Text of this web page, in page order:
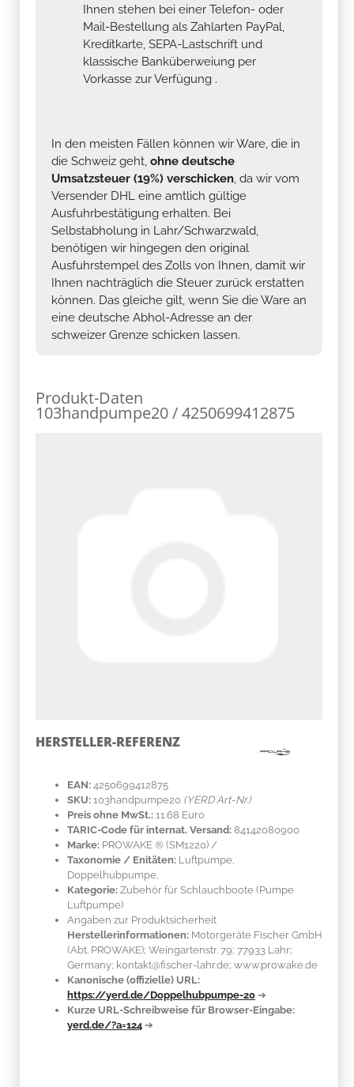
Ihnen stehen bei einer Telefon- oder
Mail-Bestellung als Zahlarten PayPal,
Kreditkarte, SEPA-Lastschrift und
klassische Banküberweiung per
Vorkasse zur Verfügung .
In den meisten Fällen können wir Ware, die in
die Schweiz geht, ohne deutsche
Umsatzsteuer (19%) verschicken, da wir vom
Versender DHL eine amtlich gültige
Ausfuhrbestätigung erhalten. Bei
Selbstabholung in Lahr/Schwarzwald,
benötigen wir hingegen den original
Ausfuhrstempel des Zolls von Ihnen, damit wir
Ihnen nachträglich die Steuer zurück erstatten
können. Das gleiche gilt, wenn Sie die Ware an
eine deutsche Abhol-Adresse an der
schweizer Grenze schicken lassen.
Produkt-Daten
103handpumpe20 / 4250699412875
HERSTELLER-REFERENZ
EAN: 4250699412875
SKU: 103handpumpe20 (YERD Art-Nr.)
Preis ohne MwSt.: 11.68 Euro
TARIC-Code für internat. Versand: 84142080900
Marke: PROWAKE ® (SM1220) /
Taxonomie / Enitäten: Luftpumpe,
Doppelhubpumpe,
Kategorie: Zubehör für Schlauchboote (Pumpe
Luftpumpe)
Angaben zur Produktsicherheit
Herstellerinformationen: Motorgeräte Fischer GmbH
(Abt. PROWAKE); Weingartenstr. 79; 77933 Lahr;
Germany; kontakt@fischer-lahr.de; www.prowake.de
Kanonische (offizielle) URL:
https://yerd.de/Doppelhubpumpe-20 ➔
Kurze URL-Schreibweise für Browser-Eingabe:
yerd.de/?a=124 ➔